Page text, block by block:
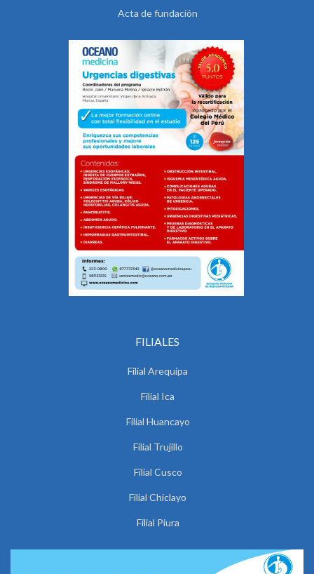
Acta de fundación
FILIALES
Filial Arequipa
Filial Ica
Filial Huancayo
Filial Trujillo
Filial Cusco
Filial Chiclayo
Filial Piura